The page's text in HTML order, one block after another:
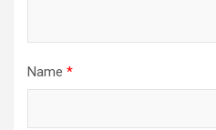
Name *